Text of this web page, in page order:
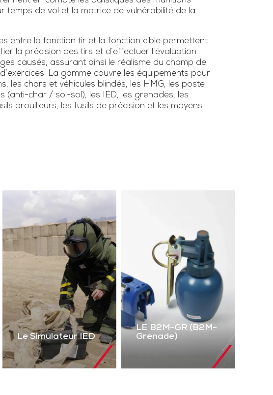
temps de vol et la matrice de vulnérabilité de la
entre la fonction tir et la fonction cible permettent
la précision des tirs et d’effectuer l’évaluation
causés, assurant ainsi le réalisme du champ de
La gamme couvre les équipements pour
les chars et véhicules blindés, les HMG, les poste
(anti-char / sol-sol), les IED, les grenades, les
brouilleurs, les fusils de précision et les moyens
Le Simulateur IED
LE B2M-GR (B2M-
Grenade)